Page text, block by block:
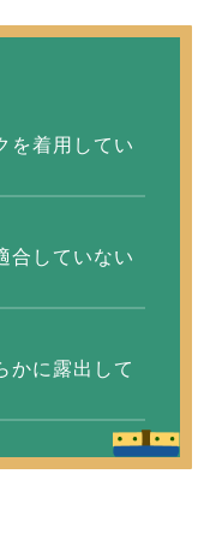
を着用してい
合していない
かに露出して